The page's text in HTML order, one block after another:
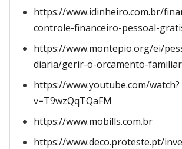
https://www.idinheiro.com.br/
controle-financeiro-pessoal-
https://www.montepio.org/ei/
diaria/gerir-o-orcamento-
https://www.youtube.com/watch?
v=T9wzQqTQaFM
https://www.mobills.com.br
https://www.deco.proteste.pt/